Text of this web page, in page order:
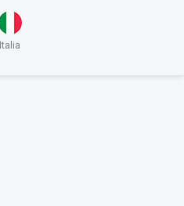
Italia